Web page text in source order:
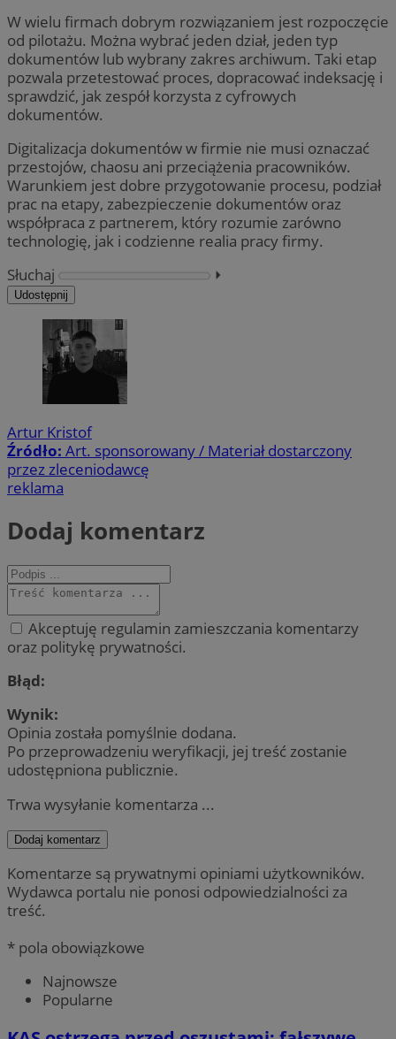
W wielu firmach dobrym rozwiązaniem jest rozpoczęcie
od pilotażu. Można wybrać jeden dział, jeden typ
dokumentów lub wybrany zakres archiwum. Taki etap
pozwala przetestować proces, dopracować indeksację i
sprawdzić, jak zespół korzysta z cyfrowych
dokumentów.
Digitalizacja dokumentów w firmie nie musi oznaczać
przestojów, chaosu ani przeciążenia pracowników.
Warunkiem jest dobre przygotowanie procesu, podział
prac na etapy, zabezpieczenie dokumentów oraz
współpraca z partnerem, który rozumie zarówno
technologię, jak i codzienne realia pracy firmy.
Słuchaj
⏵︎
Udostępnij
Artur Kristof
Źródło: Art. sponsorowany / Materiał dostarczony
przez zleceniodawcę
reklama
Dodaj komentarz
Akceptuję regulamin zamieszczania komentarzy
oraz politykę prywatności.
Błąd:
Wynik:
Opinia została pomyślnie dodana.
Po przeprowadzeniu weryfikacji, jej treść zostanie
udostępniona publicznie.
Trwa wysyłanie komentarza ...
Dodaj komentarz
Komentarze są prywatnymi opiniami użytkowników.
Wydawca portalu nie ponosi odpowiedzialności za
treść.
* pola obowiązkowe
Najnowsze
Popularne